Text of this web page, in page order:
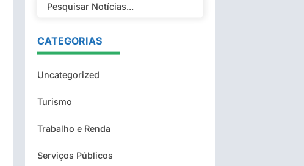
CATEGORIAS
Uncategorized
Turismo
Trabalho e Renda
Serviços Públicos